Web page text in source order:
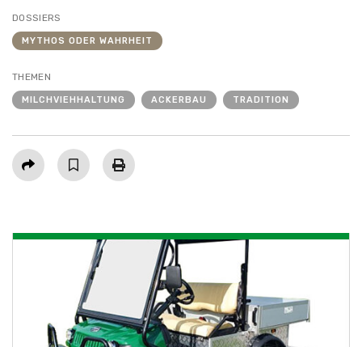
DOSSIERS
MYTHOS ODER WAHRHEIT
THEMEN
MILCHVIEHHALTUNG ACKERBAU TRADITION
Teilen